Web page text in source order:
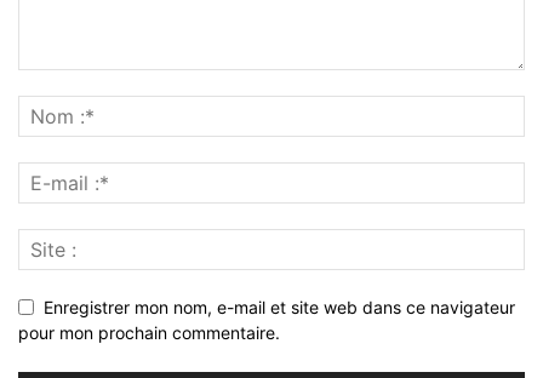
Enregistrer mon nom, e-mail et site web dans ce navigateur
pour mon prochain commentaire.